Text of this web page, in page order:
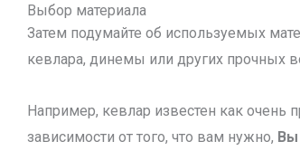
Выбор материала
Затем подумайте об используемых
кевлара, динемы или других прочных
Например, кевлар известен как очень
зависимости от того, что вам нужно, Вы